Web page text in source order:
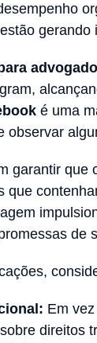
é uma
observar
garantir que
que
de
Em
direitos